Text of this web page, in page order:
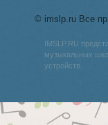
© imslp.ru Все
IMSLP.RU
музыкальных
устройств.